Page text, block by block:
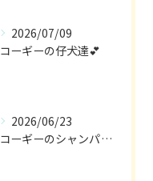
2026/07/09
コーギーの仔犬達💕
2026/06/23
コーギーのシャンパン🎵